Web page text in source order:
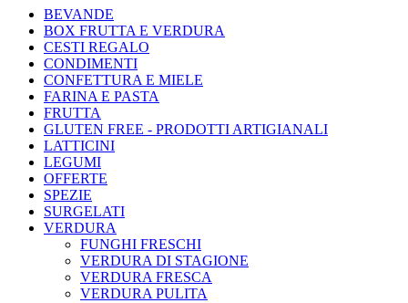
BEVANDE
BOX FRUTTA E VERDURA
CESTI REGALO
CONDIMENTI
CONFETTURA E MIELE
FARINA E PASTA
FRUTTA
GLUTEN FREE - PRODOTTI ARTIGIANALI
LATTICINI
LEGUMI
OFFERTE
SPEZIE
SURGELATI
VERDURA
FUNGHI FRESCHI
VERDURA DI STAGIONE
VERDURA FRESCA
VERDURA PULITA